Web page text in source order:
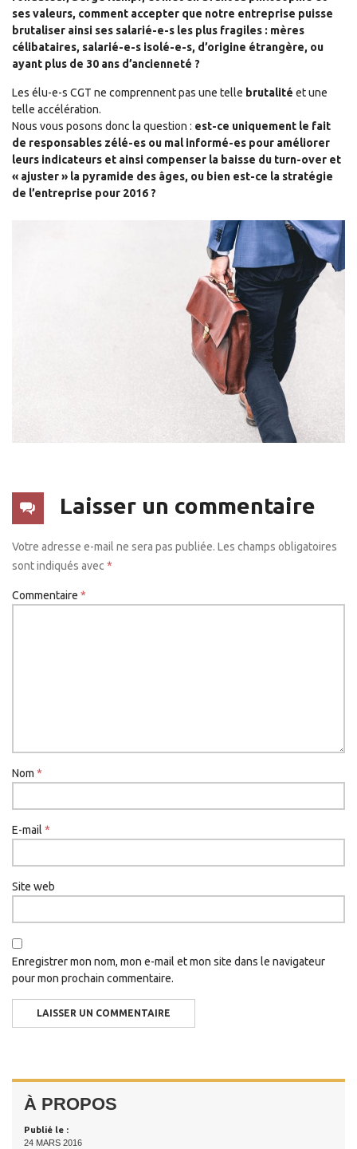
ses valeurs, comment accepter que notre entreprise puisse
brutaliser ainsi ses salarié-e-s les plus fragiles : mères
célibataires, salarié-e-s isolé-e-s, d’origine étrangère, ou
ayant plus de 30 ans d’ancienneté ?
Les élu-e-s CGT ne comprennent pas une telle brutalité et une
telle accélération.
Nous vous posons donc la question : est-ce uniquement le fait
de responsables zélé-es ou mal informé-es pour améliorer
leurs indicateurs et ainsi compenser la baisse du turn-over et
« ajuster » la pyramide des âges, ou bien est-ce la stratégie
de l’entreprise pour 2016 ?
Laisser un commentaire
Votre adresse e-mail ne sera pas publiée. Les champs obligatoires
sont indiqués avec *
Commentaire *
Nom *
E-mail *
Site web
Enregistrer mon nom, mon e-mail et mon site dans le navigateur
pour mon prochain commentaire.
À PROPOS
Publié le :
24 MARS 2016